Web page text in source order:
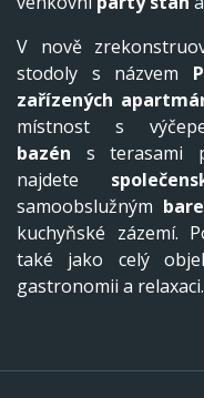
V nově
stodoly s názvem
zařízených
místnost s
bazén s terasami
najdete
samoobslužným
kuchyňské zázemí.
také jako celý
gastronomii a relaxaci.